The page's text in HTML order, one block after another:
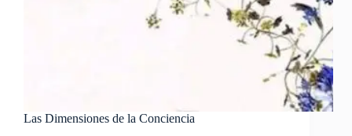
Las Dimensiones de la Conciencia